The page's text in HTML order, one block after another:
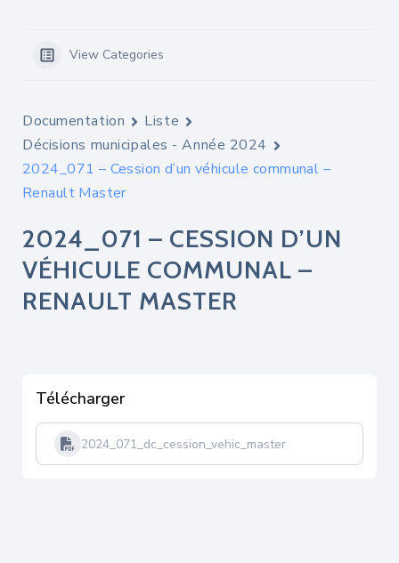
View Categories
Documentation
Liste
Décisions municipales - Année 2024
2024_071 – Cession d’un véhicule communal –
Renault Master
2024_071 – CESSION D’UN
VÉHICULE COMMUNAL –
RENAULT MASTER
Télécharger
2024_071_dc_cession_vehic_master